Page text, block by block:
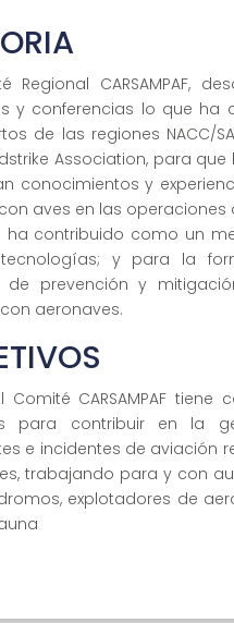
Regional CARSAMPAF,
y conferencias lo que ha
de las regiones NACC/
Association, para
conocimientos y
aves en las operaciones
ha contribuido como un
y para la
de prevención y
aeronaves.
CARSAMPAF
para contribuir en la
e incidentes de aviación
trabajando para y con
explotadores de